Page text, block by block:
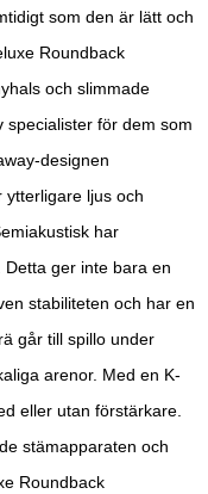
som den är lätt och
Roundback
och slimmade
specialister för dem som
designen
ytterligare ljus och
har
ger inte bara en
stabiliteten och har en
går till spillo under
arenor. Med en K-
eller utan förstärkare.
stämapparaten och
Roundback